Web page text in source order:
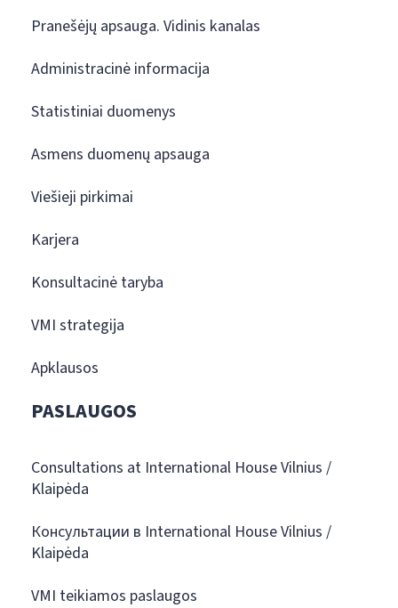
Pranešėjų apsauga. Vidinis kanalas
Administracinė informacija
Statistiniai duomenys
Asmens duomenų apsauga
Viešieji pirkimai
Karjera
Konsultacinė taryba
VMI strategija
Apklausos
PASLAUGOS
Consultations at International House Vilnius /
Klaipėda
Консультации в International House Vilnius /
Klaipėda
VMI teikiamos paslaugos